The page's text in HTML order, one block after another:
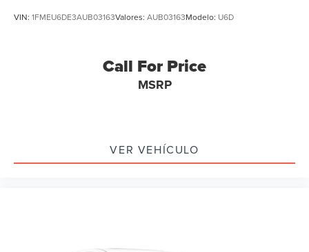
VIN: 1FMEU6DE3AUB03163Valores: AUB03163Modelo: U6D
Call For Price
MSRP
VER VEHÍCULO